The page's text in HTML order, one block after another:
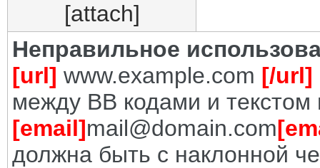
[attach]
Неправильное
[url] www.example.com [/url]
между BB кодами и текстом
[email]mail@domain.com
должна быть с наклонной